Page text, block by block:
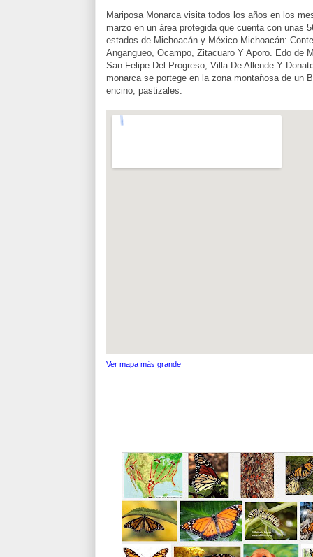
Mariposa Monarca visita todos los años en los
marzo en un àrea protegida que cuenta con unas
estados de Michoacán y México Michoacán:
Angangueo, Ocampo, Zitacuaro Y Aporo. Edo de
San Felipe Del Progreso, Villa De Allende Y
monarca se portege en la zona montañosa de un
encino, pastizales.
Ver mapa más grande